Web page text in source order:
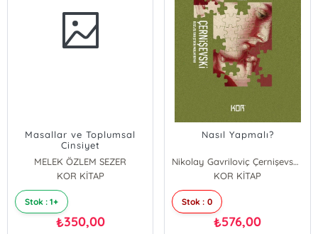
Masallar ve Toplumsal
Cinsiyet
MELEK ÖZLEM SEZER
KOR KİTAP
Stok : 1+
₺350,00
Nasıl Yapmalı?
Nikolay Gavriloviç Çernişevskiy
KOR KİTAP
Stok : 0
₺576,00